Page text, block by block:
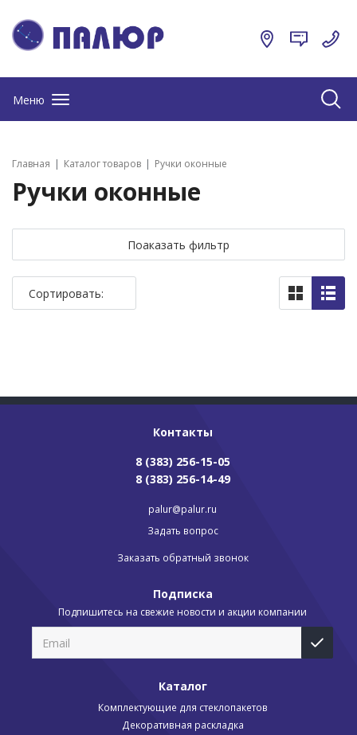
Меню
Главная Каталог товаров Ручки оконные
Ручки оконные
Поаказать фильтр
Сортировать:
Контакты
8 (383) 256-15-05
8 (383) 256-14-49
palur@palur.ru
Задать вопрос
Заказать обратный звонок
Подписка
Подпишитесь на свежие новости и акции компании
Каталог
Комплектующие для стеклопакетов
Декоративная раскладка